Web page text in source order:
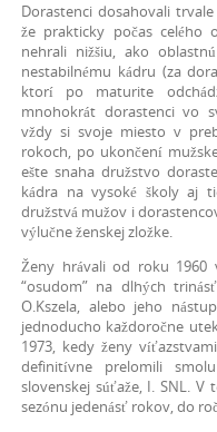
Dorastenci dosahovali
že prakticky počas celého
nehrali nižšiu, ako
nestabilnému kádru (za
ktorí po maturite
mnohokrát dorastenci vo
vždy si svoje miesto v
rokoch, po ukončení
ešte snaha družstvo
kádra na vysoké školy aj
družstvá mužov i
výlučne ženskej zložke.
Ženy hrávali od roku
“osudom” na dlhých
O.Kszela, alebo jeho
jednoducho každoročne
1973, kedy ženy
definitívne prelomili
slovenskej súťaže, I. SNL.
sezónu jedenásť rokov, do